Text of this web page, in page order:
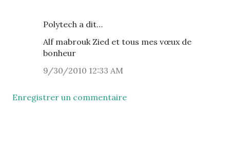
Polytech a dit…
Alf mabrouk Zied et tous mes vœux de
bonheur
9/30/2010 12:33 AM
Enregistrer un commentaire